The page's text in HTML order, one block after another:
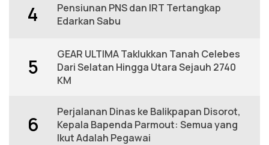
4
Pensiunan PNS dan IRT Tertangkap
Edarkan Sabu
5
GEAR ULTIMA Taklukkan Tanah Celebes
Dari Selatan Hingga Utara Sejauh 2740
KM
6
Perjalanan Dinas ke Balikpapan Disorot,
Kepala Bapenda Parmout: Semua yang
Ikut Adalah Pegawai